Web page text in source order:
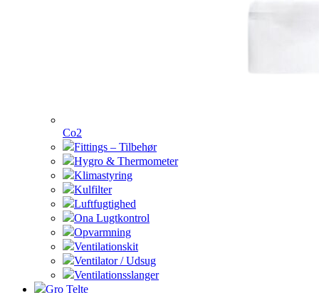
Co2
Fittings – Tilbehør
Hygro & Thermometer
Klimastyring
Kulfilter
Luftfugtighed
Ona Lugtkontrol
Opvarmning
Ventilationskit
Ventilator / Udsug
Ventilationsslanger
Gro Telte